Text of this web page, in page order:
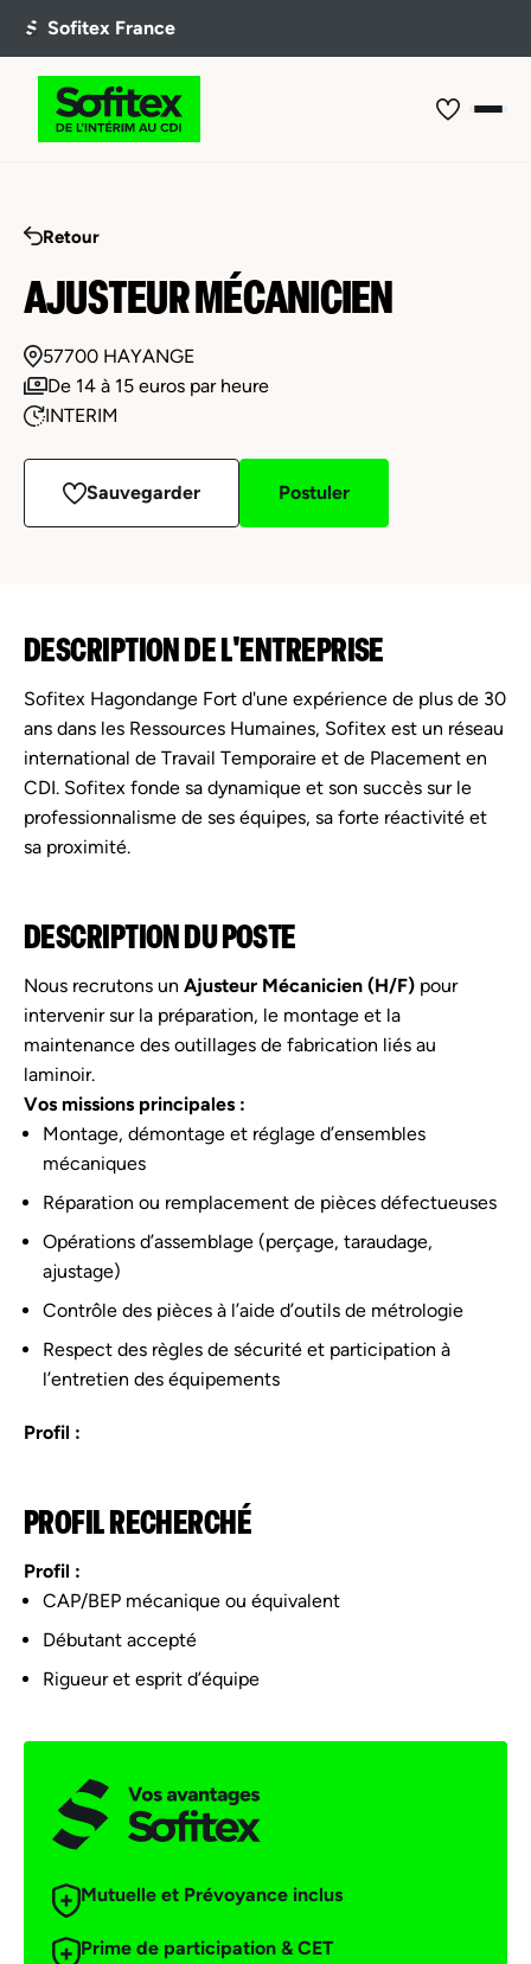
Retour
AJUSTEUR MÉCANICIEN
57700 HAYANGE
De 14 à 15 euros par heure
INTERIM
Sauvegarder Postuler
DESCRIPTION DE L'ENTREPRISE
Sofitex Hagondange Fort d'une expérience de plus de 30
ans dans les Ressources Humaines, Sofitex est un réseau
international de Travail Temporaire et de Placement en
CDI. Sofitex fonde sa dynamique et son succès sur le
professionnalisme de ses équipes, sa forte réactivité et
sa proximité.
DESCRIPTION DU POSTE
Nous recrutons un Ajusteur Mécanicien (H/F) pour
intervenir sur la préparation, le montage et la
maintenance des outillages de fabrication liés au
laminoir.
Vos missions principales :
Montage, démontage et réglage d’ensembles
mécaniques
Réparation ou remplacement de pièces défectueuses
Opérations d’assemblage (perçage, taraudage,
ajustage)
Contrôle des pièces à l’aide d’outils de métrologie
Respect des règles de sécurité et participation à
l’entretien des équipements
Profil :
PROFIL RECHERCHÉ
Profil :
CAP/BEP mécanique ou équivalent
Débutant accepté
Rigueur et esprit d’équipe
Mutuelle et Prévoyance inclus
Prime de participation & CET